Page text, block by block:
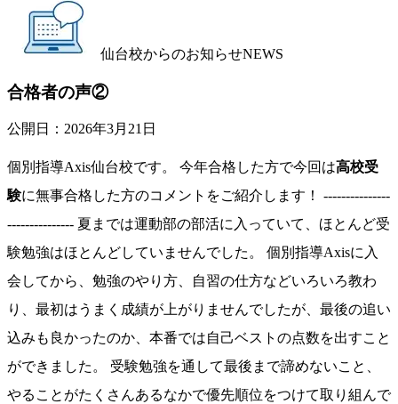
仙台校からのお知らせNEWS
合格者の声②
公開日： 2026年3月21日
個別指導Axis仙台校です。 今年合格した方で今回は高校受
験に無事合格した方のコメントをご紹介します！ ---------------
--------------- 夏までは運動部の部活に入っていて、ほとんど受
験勉強はほとんどしていませんでした。 個別指導Axisに入
会してから、勉強のやり方、自習の仕方などいろいろ教わ
り、最初はうまく成績が上がりませんでしたが、最後の追い
込みも良かったのか、本番では自己ベストの点数を出すこと
ができました。 受験勉強を通して最後まで諦めないこと、
やることがたくさんあるなかで優先順位をつけて取り組んで